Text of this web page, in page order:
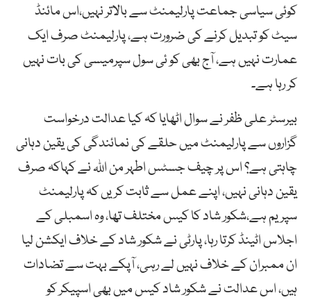
کوئی سیاسی جماعت پارلیمنٹ سے بالاتر نہیں،اس مائنڈ
سیٹ کو تبدیل کرنے کی ضرورت ہے، پارلیمنٹ صرف ایک
عمارت نہیں ہے، آج بھی کو ئی سول سپرمیسی کی بات نہیں
کر رہا ہے۔
بیرسٹر علی ظفر نے سوال اٹھایا کہ کیا عدالت درخواست
گزاروں سے پارلیمنٹ میں حلقے کی نمائندگی کی یقین دہانی
چاہتی ہے؟ اس پر چیف جسٹس اطہر من اللہ نے کہاکہ صرف
یقین دہانی نہیں، اپنے عمل سے ثابت کریں کہ پارلیمنٹ
سپریم ہے،شکور شاد کا کیس مختلف تھا، وہ اسمبلی کے
اجلاس اٹینڈ کرتا رہا، پارٹی نے شکور شاد کے خلاف ایکشن لیا
ان ممبران کے خلاف نہیں لے رہی، آپکے بہت سے تضادات
ہیں، اس عدالت نے شکور شاد کیس میں بھی اسپیکر کو